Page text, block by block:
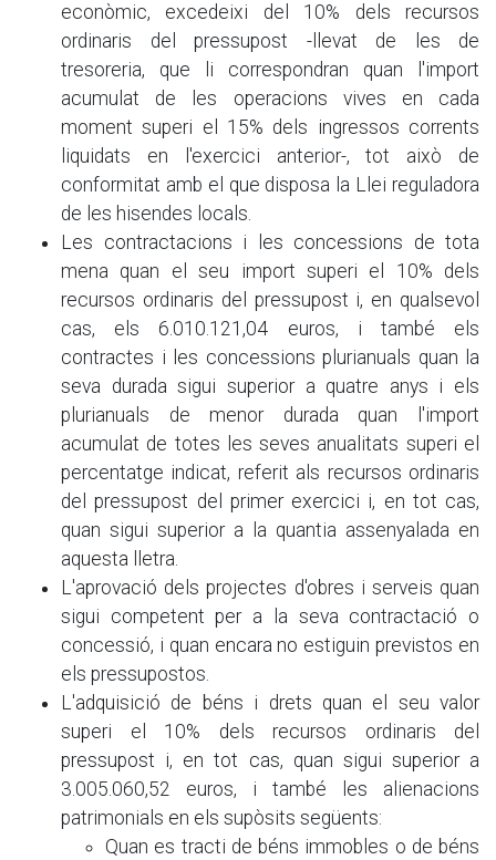
econòmic, excedeixi del 10% dels recursos
ordinaris del pressupost -llevat de les de
tresoreria, que li correspondran quan l'import
acumulat de les operacions vives en cada
moment superi el 15% dels ingressos corrents
liquidats en l'exercici anterior-, tot això de
conformitat amb el que disposa la Llei reguladora
de les hisendes locals.
Les contractacions i les concessions de tota
mena quan el seu import superi el 10% dels
recursos ordinaris del pressupost i, en qualsevol
cas, els 6.010.121,04 euros, i també els
contractes i les concessions plurianuals quan la
seva durada sigui superior a quatre anys i els
plurianuals de menor durada quan l'import
acumulat de totes les seves anualitats superi el
percentatge indicat, referit als recursos ordinaris
del pressupost del primer exercici i, en tot cas,
quan sigui superior a la quantia assenyalada en
aquesta lletra.
L'aprovació dels projectes d'obres i serveis quan
sigui competent per a la seva contractació o
concessió, i quan encara no estiguin previstos en
els pressupostos.
L'adquisició de béns i drets quan el seu valor
superi el 10% dels recursos ordinaris del
pressupost i, en tot cas, quan sigui superior a
3.005.060,52 euros, i també les alienacions
patrimonials en els supòsits següents:
Quan es tracti de béns immobles o de béns